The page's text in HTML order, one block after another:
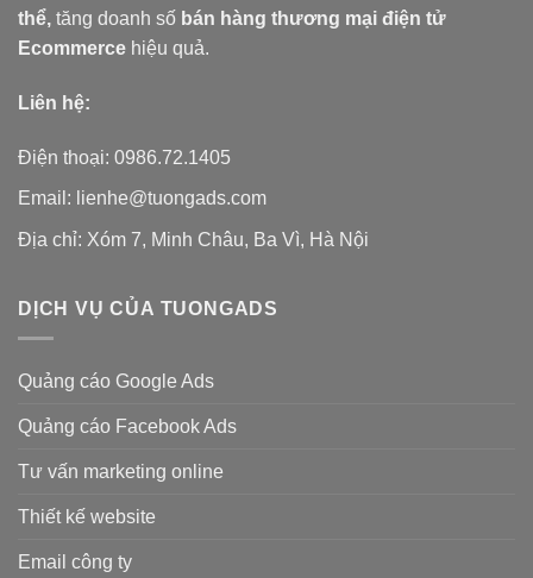
thể, tăng doanh số bán hàng thương mại điện tử
Ecommerce hiệu quả.
Liên hệ:
Điện thoại: 0986.72.1405
Email: lienhe@tuongads.com
Địa chỉ: Xóm 7, Minh Châu, Ba Vì, Hà Nội
DỊCH VỤ CỦA TUONGADS
Quảng cáo Google Ads
Quảng cáo Facebook Ads
Tư vấn marketing online
Thiết kế website
Email công ty